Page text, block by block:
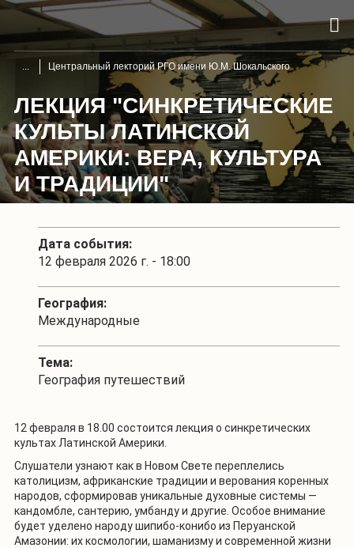
Центральный лекторий РГО имени Ю.М. Шокальского
ЛЕКЦИЯ "СИНКРЕТИЧЕСКИЕ
КУЛЬТЫ ЛАТИНСКОЙ
АМЕРИКИ: ВЕРА, КУЛЬТУРА
И ТРАДИЦИИ"
Дата события:
12 февраля 2026 г. - 18:00
География:
Международные
Тема:
География путешествий
12 февраля в 18.00 состоится лекция о синкретических
культах Латинской Америки.
Слушатели узнают как в Новом Свете переплелись
католицизм, африканские традиции и верования коренных
народов, сформировав уникальные духовные системы —
кандомбле, сантерию, умбанду и другие. Особое внимание
будет уделено народу шипибо-конибо из Перуанской
Амазонии: их космологии, шаманизму и современной жизни